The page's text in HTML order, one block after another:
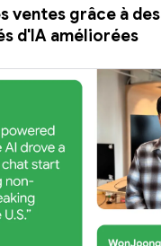
ventes grâce à des
d'IA améliorées